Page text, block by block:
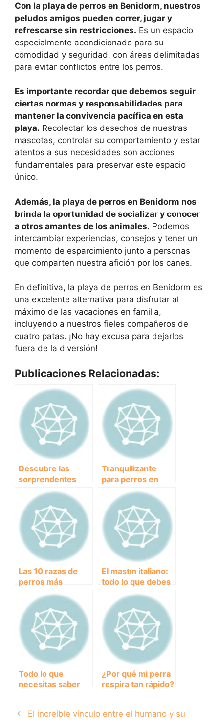
Con la playa de perros en Benidorm, nuestros
peludos amigos pueden correr, jugar y
refrescarse sin restricciones. Es un espacio
especialmente acondicionado para su
comodidad y seguridad, con áreas delimitadas
para evitar conflictos entre los perros.
Es importante recordar que debemos seguir
ciertas normas y responsabilidades para
mantener la convivencia pacífica en esta
playa. Recolectar los desechos de nuestras
mascotas, controlar su comportamiento y estar
atentos a sus necesidades son acciones
fundamentales para preservar este espacio
único.
Además, la playa de perros en Benidorm nos
brinda la oportunidad de socializar y conocer
a otros amantes de los animales. Podemos
intercambiar experiencias, consejos y tener un
momento de esparcimiento junto a personas
que comparten nuestra afición por los canes.
En definitiva, la playa de perros en Benidorm es
una excelente alternativa para disfrutar al
máximo de las vacaciones en familia,
incluyendo a nuestros fieles compañeros de
cuatro patas. ¡No hay excusa para dejarlos
fuera de la diversión!
Publicaciones Relacionadas:
Descubre las
sorprendentes
características del
Border Collie, el
perro más
inteligente de
todos.
Tranquilizante
para perros en
celo: cómo calmar
a tu mascota
durante el periodo
de heat
Las 10 razas de
perros más
peligrosas: lo que
necesitas saber
para mantener a tu
familia segura
El mastín italiano:
todo lo que debes
saber sobre esta
noble raza
Todo lo que
necesitas saber
qué son
¿Por qué mi perra
respira tan rápido?
El increíble vínculo entre el humano y su